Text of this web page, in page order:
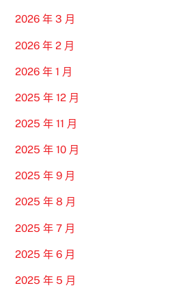
2026 年 3 月
2026 年 2 月
2026 年 1 月
2025 年 12 月
2025 年 11 月
2025 年 10 月
2025 年 9 月
2025 年 8 月
2025 年 7 月
2025 年 6 月
2025 年 5 月